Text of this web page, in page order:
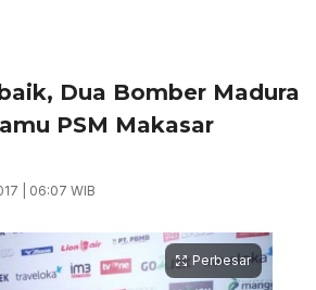
Dua Bomber Madura
PSM Makasar
| 06:07 WIB
Perbesar